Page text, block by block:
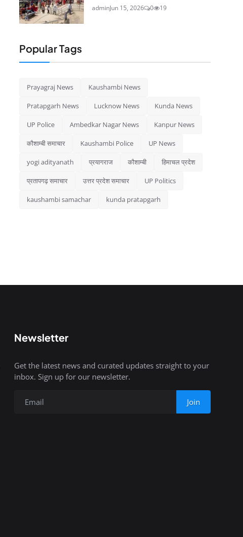
adminJun 15, 2026 0 19
Popular Tags
Prayagraj News Kaushambi News
Pratapgarh News Lucknow News Kunda News
UP Police Ambedkar Nagar News Kanpur News
कौशाम्बी समाचार Kaushambi Police UP News
yogi adityanath प्रयागराज कौशाम्बी हिमाचल प्रदेश
प्रतापगढ़ समाचार उत्तर प्रदेश समाचार UP Politics
kaushambi samachar kunda pratapgarh
Newsletter
Get the latest news and curated updates straight to your
inbox. Sign up for our newsletter.
Join